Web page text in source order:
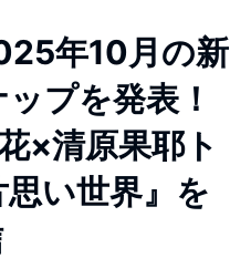
年10月の新
プを発表！
×清原果耶ト
い世界』を